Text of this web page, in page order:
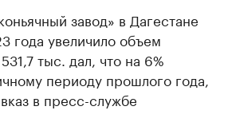
завод» в Дагестане
года увеличило объем
тыс. дал, что на 6%
периоду прошлого года,
в пресс-службе